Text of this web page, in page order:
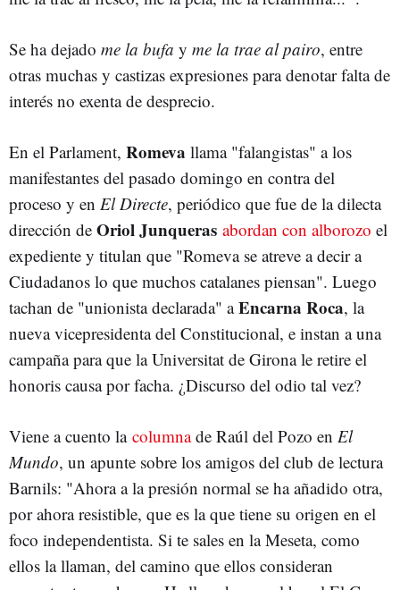
Se ha dejado me la bufa y me la trae al pairo, entre
otras muchas y castizas expresiones para denotar falta de
interés no exenta de desprecio.
En el Parlament, Romeva llama "falangistas" a los
manifestantes del pasado domingo en contra del
proceso y en El Directe, periódico que fue de la dilecta
dirección de Oriol Junqueras abordan con alborozo el
expediente y titulan que "Romeva se atreve a decir a
Ciudadanos lo que muchos catalanes piensan". Luego
tachan de "unionista declarada" aEncarna Roca, la
nueva vicepresidenta del Constitucional, e instan a una
campaña para que la Universitat de Girona le retire el
honoris causa por facha. ¿Discurso del odio tal vez?
Viene a cuento la columnade Raúl del Pozo en El
Mundo, un apunte sobre los amigos del club de lectura
Barnils: "Ahora a la presión normal se ha añadido otra,
por ahora resistible, que es la que tiene su origen en el
foco independentista. Si te sales en la Meseta, como
ellos la llaman, del camino que ellos consideran